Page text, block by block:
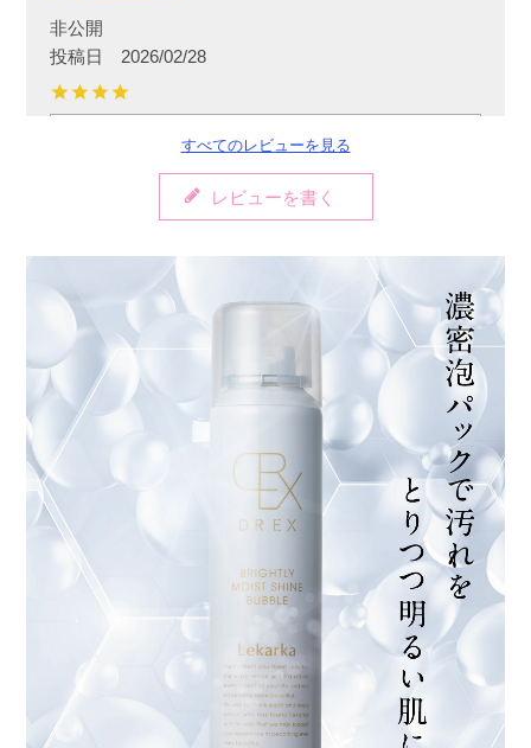
非公開
投稿日
2026/02/28
もちもち泡で泡パックもできるタイプの洗顔で
顔がぱっと明るくなります。
たはな
埼玉県 40代 女性
投稿日
2025/05/15
泡がふわふわもちもちで、摩擦ゼロです！しか
も、洗い上がりも、もちもちです！！
女性
投稿日
すべてのレビューを見る
レビューを書く